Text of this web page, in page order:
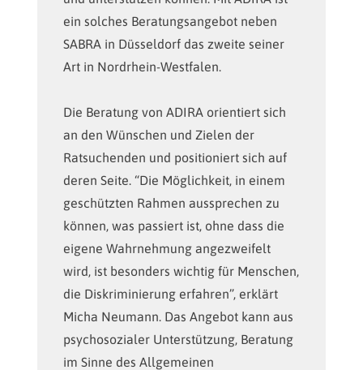
ein solches Beratungsangebot neben
SABRA in Düsseldorf das zweite seiner
Art in Nordrhein-Westfalen.
Die Beratung von ADIRA orientiert sich
an den Wünschen und Zielen der
Ratsuchenden und positioniert sich auf
deren Seite. “Die Möglichkeit, in einem
geschützten Rahmen aussprechen zu
können, was passiert ist, ohne dass die
eigene Wahrnehmung angezweifelt
wird, ist besonders wichtig für Menschen,
die Diskriminierung erfahren”, erklärt
Micha Neumann. Das Angebot kann aus
psychosozialer Unterstützung, Beratung
im Sinne des Allgemeinen